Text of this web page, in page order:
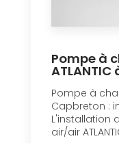
Pompe à
Pompe à
Capbreton :
L'installation
air/air